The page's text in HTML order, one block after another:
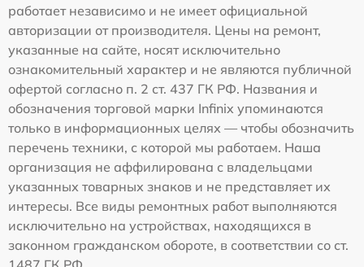
работает независимо и не имеет официальной
авторизации от производителя. Цены на ремонт,
указанные на сайте, носят исключительно
ознакомительный характер и не являются публичной
офертой согласно п. 2 ст. 437 ГК РФ. Названия и
обозначения торговой марки Infinix упоминаются
только в информационных целях — чтобы обозначить
перечень техники, с которой мы работаем. Наша
организация не аффилирована с владельцами
указанных товарных знаков и не представляет их
интересы. Все виды ремонтных работ выполняются
исключительно на устройствах, находящихся в
законном гражданском обороте, в соответствии со ст.